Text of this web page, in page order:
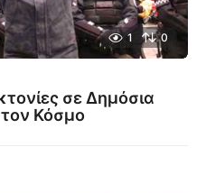
1 0
σε Δημόσια
Κόσμο